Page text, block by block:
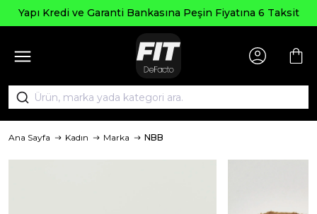
ve Garanti Bankasına Peşin Fiyatına 6 Taksit
Ana Sayfa Kadın Marka NBB